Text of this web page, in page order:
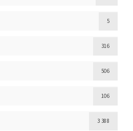
5
316
506
106
3 388